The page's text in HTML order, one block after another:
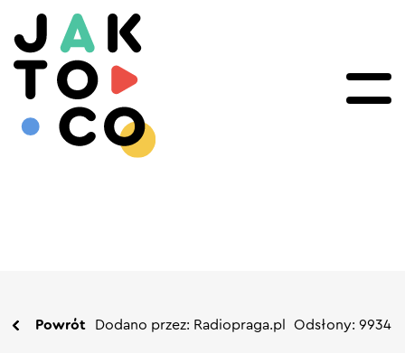
Powrót Dodano przez: Radiopraga.pl Odsłony: 9934